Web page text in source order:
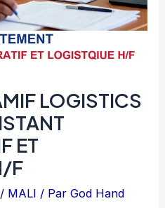
LOGISTICS
ET
F
/ MALI / ParGod Hand